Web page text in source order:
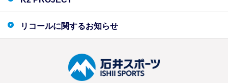
リコールに関するお知らせ